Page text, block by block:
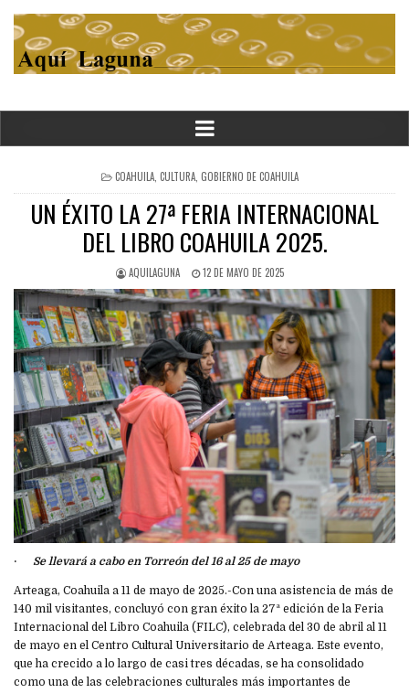
POSTED
IN
COAHUILA CULTURA GOBIERNO DE COAHUILA
UN ÉXITO LA 27ª FERIA INTERNACIONAL
DEL LIBRO COAHUILA 2025.
AQUILAGUNA 12 DE MAYO DE 2025
· Se llevará a cabo en Torreón del 16 al 25 de mayo
Arteaga, Coahuila a 11 de mayo de 2025.-Con una asistencia de más de
140 mil visitantes, concluyó con gran éxito la 27ª edición de la Feria
Internacional del Libro Coahuila (FILC), celebrada del 30 de abril al 11
de mayo en el Centro Cultural Universitario de Arteaga. Este evento,
que ha crecido a lo largo de casi tres décadas, se ha consolidado
como una de las celebraciones culturales más importantes de